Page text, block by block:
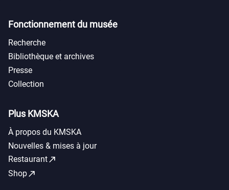
Fonctionnement du musée
Recherche
Bibliothèque et archives
Presse
Collection
Plus KMSKA
À propos du KMSKA
Nouvelles & mises à jour
Restaurantcall_made
Shopcall_made